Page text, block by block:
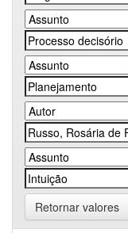
Retornar valores